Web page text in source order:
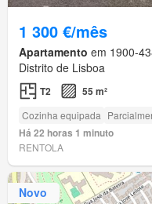
1 300 €/mês
Apartamento em 1900-
Distrito de Lisboa
T2 55 m²
Cozinha equipada
Há 22 horas 1 minuto
RENTOLA
Novo